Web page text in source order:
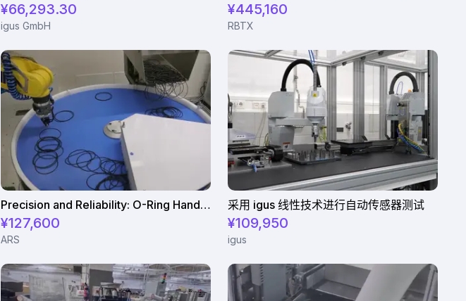
¥66,293.30
igus GmbH
¥445,160
RBTX
Precision and Reliability: O-Ring Handling with FlexiBowl®
¥127,600
ARS
采用 igus 线性技术进行自动传感器测试
¥109,950
igus